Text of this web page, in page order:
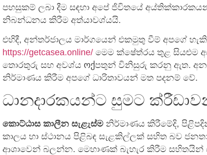
පහසුකම් ලබා දීම සඳහා අපේ ජිවිතයේ
නිබන්ධනය කිරීම අත්යාවශ්යයි.
එහිදී, අන්තර්ජාලය මාර්ගයෙන් එකමුතු වීම් අපගේ
https://getcasea.online/මෙම ක්ෂේත්රය තුළ සියළුම
තොරතුරු සහ අවශ්ය ოქපතුන් විනිසුරු කරනු ඇත.
නිර්මාණය කිරීම අපගේ ධාරිතාවයන් මත පදනම් වේ.
ධානදාරකයන්ට සුමට
කොට්ඨාස කාලීන සැළැස්මනිර්මාණය කිරීමේදි,
කාලය හා ස්ථානය පිළිබඳ සැළකිල්ලක් සහිත බව
ආශාවෙන් බලන්න. මෙහාණක් බැහැර කිරීම සහිතයින්